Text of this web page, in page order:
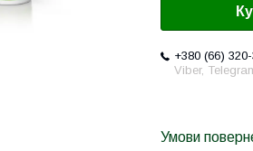
+380 (66)
Viber,